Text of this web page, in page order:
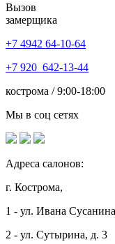
Вызов
замерщика
+7 4942 64-10-64
+7 920 642-13-44
кострома / 9:00-18:00
Мы в соц сетях
Адреса салонов:
г. Кострома,
1 - ул. Ивана
2 - ул. Сутырина, д. 3